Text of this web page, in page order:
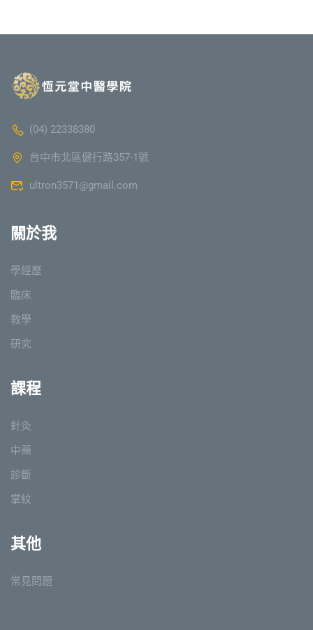
(04) 22338380
台中市北區健行路357-1號
ultron3571@gmail.com
關於我
學經歷
臨床
教學
研究
課程
針灸
中藥
診斷
掌紋
其他
常見問題